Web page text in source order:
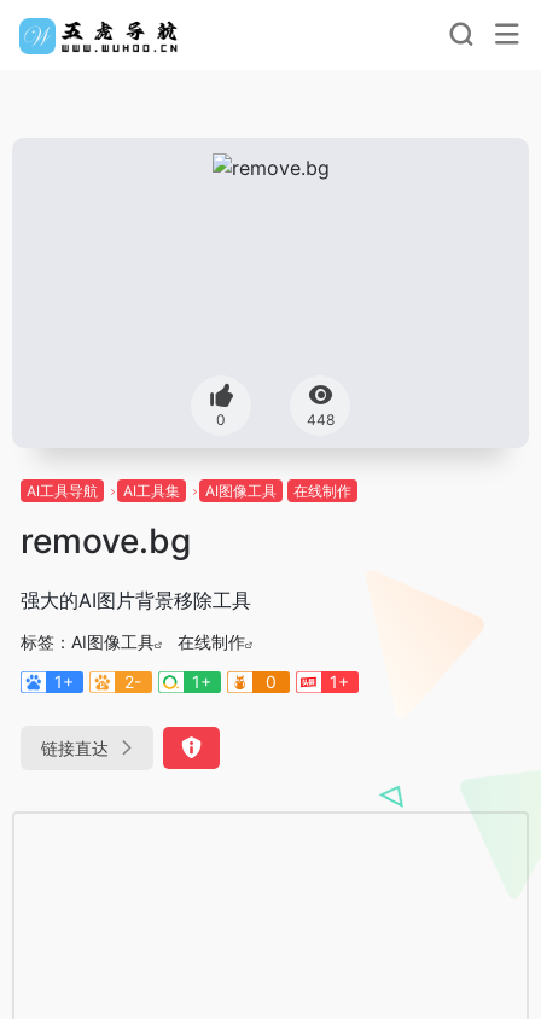
0 448
AI工具导航 AI工具集 AI图像工具 在线制作
remove.bg
强大的AI图片背景移除工具
标签： AI图像工具
在线制作
1+
2- 1+ 0 1+
链接直达